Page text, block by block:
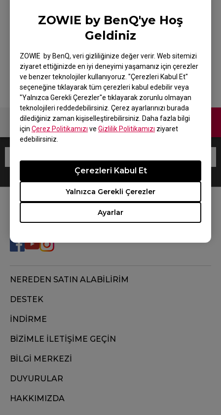
ZOWIE by BenQ'ye Hoş
Geldiniz
ZOWIE by BenQ, veri gizliliğinize değer verir. Web sitemizi
ziyaret ettiğinizde en iyi deneyimi yaşamanız için çerezler
ve benzer teknolojiler kullanıyoruz. "Çerezleri Kabul Et"
seçeneğine tıklayarak tüm çerezleri kabul edebilir veya
"Yalnızca Gerekli Çerezler"e tıklayarak zorunlu olmayan
teknolojileri reddedebilirsiniz. Çerez ayarlarınızı burada
dilediğiniz zaman kişiselleştirebilirsiniz. Daha fazla bilgi
için Çerez Politikamızı ve Gizlilik Politikamızı ziyaret
edebilirsiniz.
Ayarlar
Yalnızca Gerekli Çerezler
Çerezleri Kabul Et
ZOWIE Skatez-Type
ABeyaz Mouse Skatez
/ Espor Mouse Skatez
Bize Ulaşın
NEREDEN SATIN ALABİLİRİM
DESTEK
İNDİRME
BİZİMLE İLETİŞİME GEÇİN
BİLGİ MERKEZİ
DUYURULAR
HAKKIMIZDA